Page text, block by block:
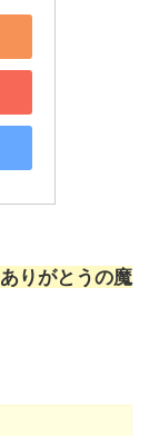
ありがとうの魔